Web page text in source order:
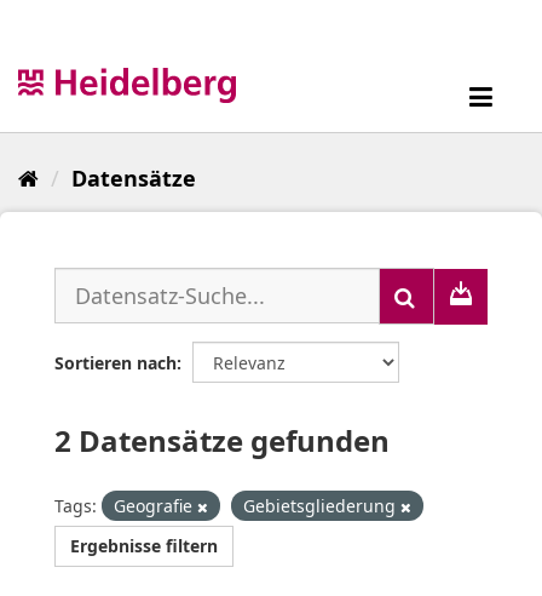
Datensätze
Sortieren nach
2 Datensätze gefunden
Tags: Geografie
Gebietsgliederung
Ergebnisse filtern